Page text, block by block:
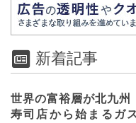
新着記事
世界の富裕層が北九州
寿司店から始まるガ